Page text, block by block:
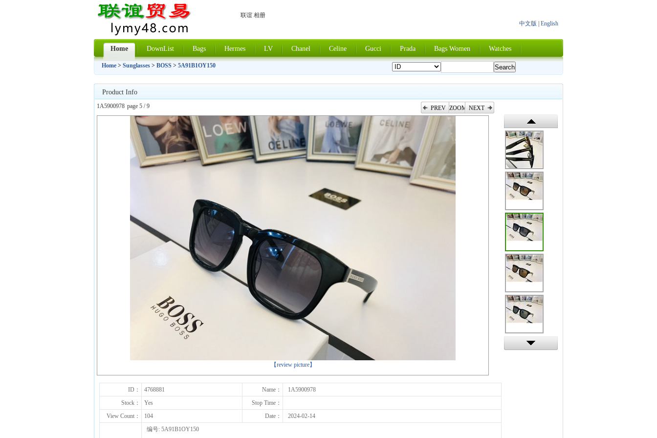
联谊 相册
中文版
English
Home DownList Bags Hermes LV Chanel Celine Gucci Prada Bags Women Watches
Home > Sunglasses > BOSS > 5A91B1OY150
Product Info
1A5900978 page 5 / 9 PREV ZOOM NEXT
【review picture】
上一张
ID： 4768881 Name：
1A5900978
Stock：
Yes
Stop Time：
View Count：
104 Date：
2024-02-14
编号: 5A91B1OY150